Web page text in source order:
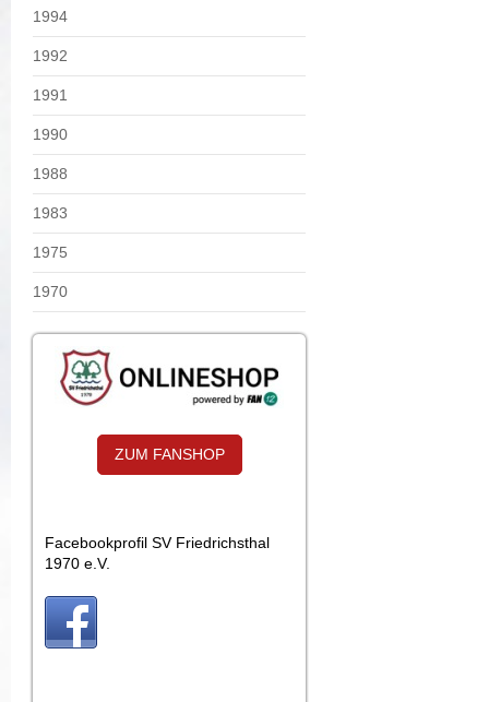
1994
1992
1991
1990
1988
1983
1975
1970
ZUM FANSHOP
Facebookprofil SV Friedrichsthal
1970 e.V.